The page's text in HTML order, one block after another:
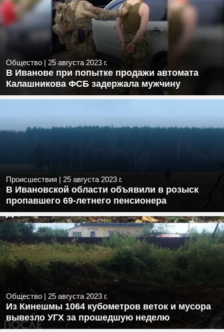
Общество | 25 августа 2023 г.
В Иванове при попытке продажи автомата
Калашникова ФСБ задержала мужчину
Происшествия | 25 августа 2023 г.
В Ивановской области объявили в розыск
пропавшего 69-летнего пенсионера
Общество | 25 августа 2023 г.
Из Кинешмы 1064 кубометров веток и мусора
вывезло УГХ за прошедшую неделю